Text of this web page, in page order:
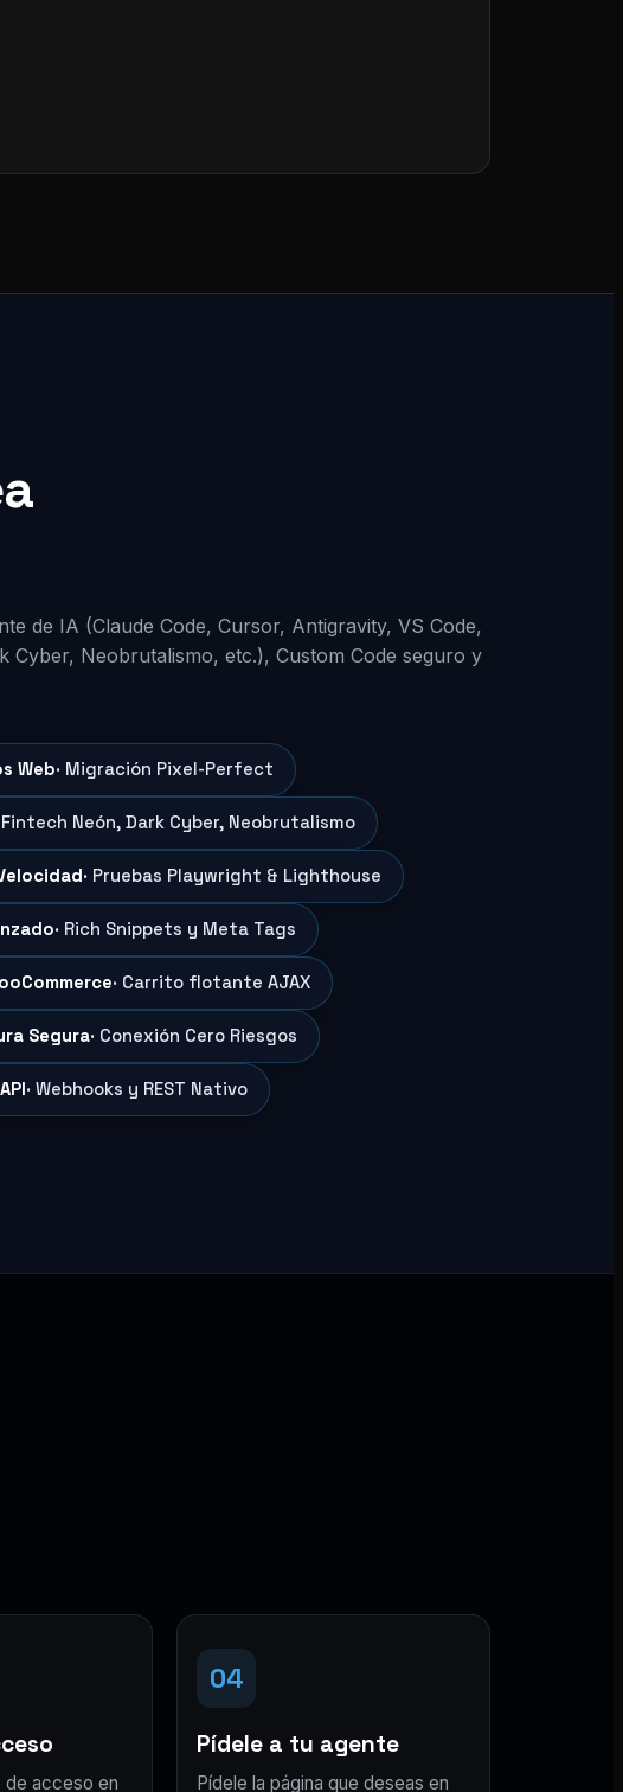
de IA (Claude Code, Cursor, Antigravity, VS Code,
Neobrutalismo, etc.), Custom Code seguro y
Web· Migración Pixel-Perfect
Fintech Neón, Dark Cyber, Neobrutalismo
· Pruebas Playwright & Lighthouse
· Rich Snippets y Meta Tags
· Carrito flotante AJAX
Segura· Conexión Cero Riesgos
· Webhooks y REST Nativo
de acceso en
04
Pídele a tu agente
Pídele la página que deseas en